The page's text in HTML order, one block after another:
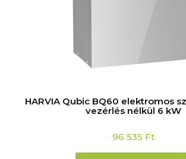
HARVIA Qubic BQ60 elektromos
vezérlés nélkül 6 kW
96 535 Ft